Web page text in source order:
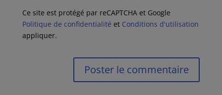
Ce site est protégé par reCAPTCHA et Google
Politique de confidentialité et Conditions d'utilisation
appliquer.